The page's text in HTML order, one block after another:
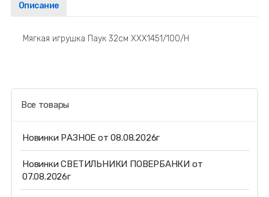
Описание
Мягкая игрушка Паук 32см ХХХ1451/100/Н
Все товары
Новинки РАЗНОЕ от 08.08.2026г
Новинки СВЕТИЛЬНИКИ ПОВЕРБАНКИ от
07.08.2026г